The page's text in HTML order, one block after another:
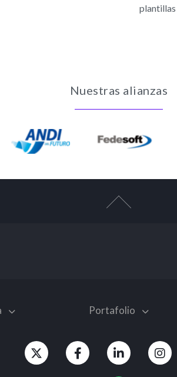
plantillas
Nuestras alianzas
Portafolio